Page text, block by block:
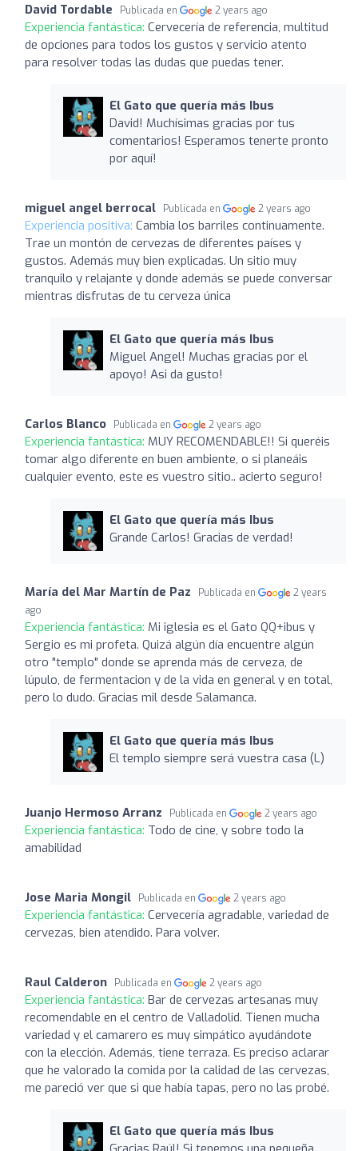
David Tordable Publicada en 2 years ago
Experiencia fantástica: Cervecería de referencia, multitud
de opciones para todos los gustos y servicio atento
para resolver todas las dudas que puedas tener.
El Gato que quería más Ibus
David! Muchísimas gracias por tus
comentarios! Esperamos tenerte pronto
por aquí!
miguel angel berrocal Publicada en 2 years ago
Experiencia positiva: Cambia los barriles continuamente.
Trae un montón de cervezas de diferentes países y
gustos. Además muy bien explicadas. Un sitio muy
tranquilo y relajante y donde además se puede conversar
mientras disfrutas de tu cerveza única
El Gato que quería más Ibus
Miguel Angel! Muchas gracias por el
apoyo! Asi da gusto!
Carlos Blanco Publicada en 2 years ago
Experiencia fantástica: MUY RECOMENDABLE!! Si queréis
tomar algo diferente en buen ambiente, o si planeáis
cualquier evento, este es vuestro sitio.. acierto seguro!
El Gato que quería más Ibus
Grande Carlos! Gracias de verdad!
María del Mar Martín de Paz Publicada en
2 years
ago
Experiencia fantástica: Mi iglesia es el Gato QQ+ibus y
Sergio es mi profeta. Quizá algún día encuentre algún
otro "templo" donde se aprenda más de cerveza, de
lúpulo, de fermentacion y de la vida en general y en total,
pero lo dudo. Gracias mil desde Salamanca.
El Gato que quería más Ibus
El templo siempre será vuestra casa (L)
Juanjo Hermoso Arranz Publicada en 2 years ago
Experiencia fantástica: Todo de cine, y sobre todo la
amabilidad
Jose Maria Mongil Publicada en 2 years ago
Experiencia fantástica: Cervecería agradable, variedad de
cervezas, bien atendido. Para volver.
Raul Calderon Publicada en 2 years ago
Experiencia fantástica: Bar de cervezas artesanas muy
recomendable en el centro de Valladolid. Tienen mucha
variedad y el camarero es muy simpático ayudándote
con la elección. Además, tiene terraza. Es preciso aclarar
que he valorado la comida por la calidad de las cervezas,
me pareció ver que si que había tapas, pero no las probé.
El Gato que quería más Ibus